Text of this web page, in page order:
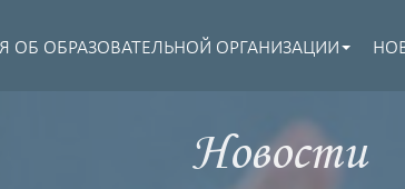
ОБ ОБРАЗОВАТЕЛЬНОЙ ОРГАНИЗАЦИИ
Новости